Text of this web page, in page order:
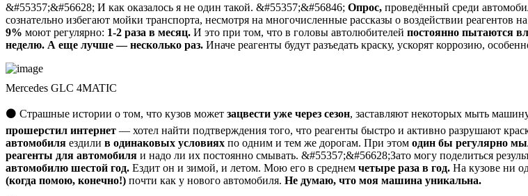
&#55357;&#56628; И как оказалось я не один такой. &#55357;&#56846; Опрос, проведённый среди
сознательно избегают мойки транспорта, несмотря на многочисленные рассказы о воздействии реагентов
9% моют регулярно: 1-2 раза в месяц. И это при том, что в головы автолюбителей постоянно пытаются
неделю. А еще лучше — несколько раз. Иначе реагенты будут разъедать краску, ускорят коррозию,
Mercedes GLC 4MATIC
⚫ Страшные истории о том, что кузов может зацвести уже через сезон, заставляют некоторых мыть
прошерстил интернет — хотел найти подтверждения того, что реагенты быстро и активно разрушают
автомобиля ездили в одинаковых условиях по одним и тем же дорогам. При этом один бы регулярно
реагенты для автомобиля и надо ли их постоянно смывать. &#55357;&#56628;Зато могу поделиться
автомобилю шестой год. Ездит он и зимой, и летом. Мою его в среднем четыре раза в год. На кузове ни
(когда помою, конечно!) почти как у нового автомобиля. Не думаю, что моя машина уникальна.